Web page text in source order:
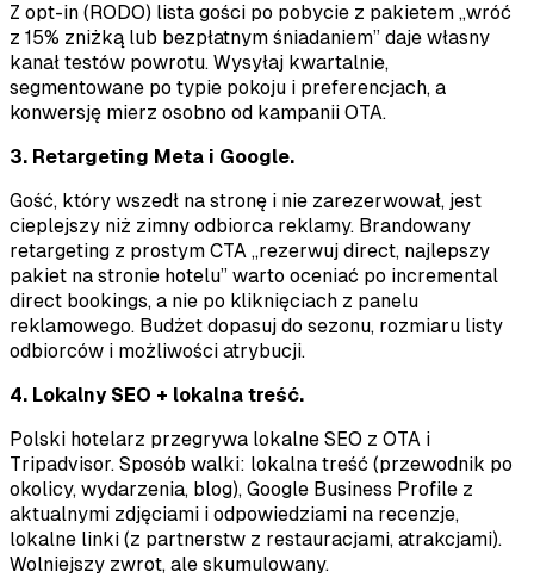
Z opt-in (RODO) lista gości po pobycie z pakietem „wróć
z 15% zniżką lub bezpłatnym śniadaniem” daje własny
kanał testów powrotu. Wysyłaj kwartalnie,
segmentowane po typie pokoju i preferencjach, a
konwersję mierz osobno od kampanii OTA.
3. Retargeting Meta i Google.
Gość, który wszedł na stronę i nie zarezerwował, jest
cieplejszy niż zimny odbiorca reklamy. Brandowany
retargeting z prostym CTA „rezerwuj direct, najlepszy
pakiet na stronie hotelu” warto oceniać po incremental
direct bookings, a nie po kliknięciach z panelu
reklamowego. Budżet dopasuj do sezonu, rozmiaru listy
odbiorców i możliwości atrybucji.
4. Lokalny SEO + lokalna treść.
Polski hotelarz przegrywa lokalne SEO z OTA i
Tripadvisor. Sposób walki: lokalna treść (przewodnik po
okolicy, wydarzenia, blog), Google Business Profile z
aktualnymi zdjęciami i odpowiedziami na recenzje,
lokalne linki (z partnerstw z restauracjami, atrakcjami).
Wolniejszy zwrot, ale skumulowany.